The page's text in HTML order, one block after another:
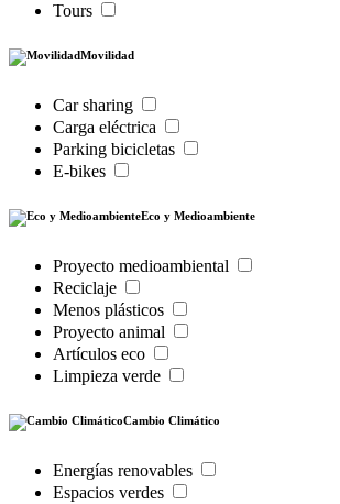
Tours
Movilidad
Car sharing
Carga eléctrica
Parking bicicletas
E-bikes
Eco y Medioambiente
Proyecto medioambiental
Reciclaje
Menos plásticos
Proyecto animal
Artículos eco
Limpieza verde
Cambio Climático
Energías renovables
Espacios verdes